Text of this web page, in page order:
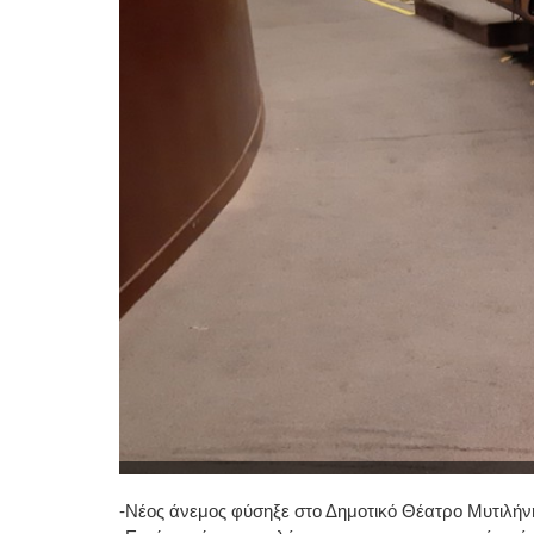
-Νέος άνεμος φύσηξε στο Δημοτικό Θέατρο